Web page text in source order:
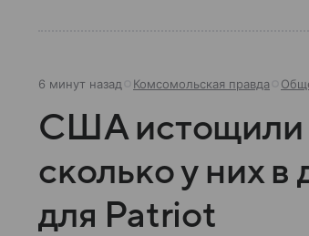
6 минут назад Комсомольская правда
США истощили
сколько у них в
для Patriot